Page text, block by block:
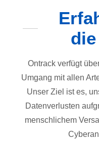
Ontrack verfügt
Umgang mit allen
Unser Ziel ist es,
Datenverlusten
menschlichem